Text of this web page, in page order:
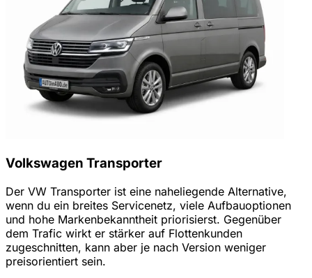
Volkswagen Transporter
Der VW Transporter ist eine naheliegende Alternative,
wenn du ein breites Servicenetz, viele Aufbauoptionen
und hohe Markenbekanntheit priorisierst. Gegenüber
dem Trafic wirkt er stärker auf Flottenkunden
zugeschnitten, kann aber je nach Version weniger
preisorientiert sein.